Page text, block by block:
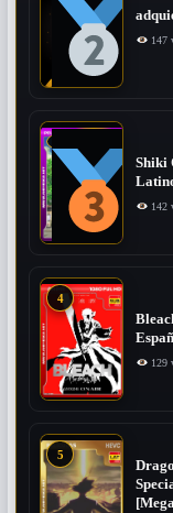
147
Shiki
142
4
129
5